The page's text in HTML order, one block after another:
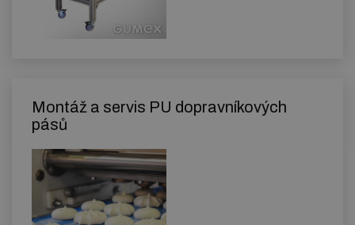
Montáž a servis PU dopravníkových
pásů